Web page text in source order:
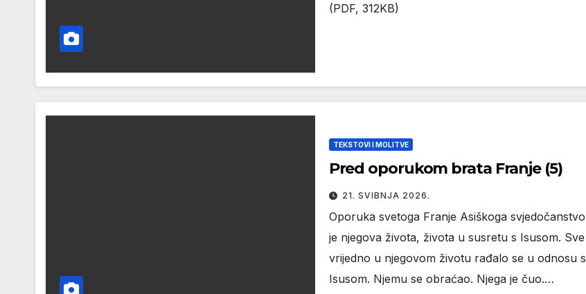
(PDF, 312KB)
TEKSTOVI I MOLITVE
Pred oporukom brata Franje (5)
21. SVIBNJA 2026.
Oporuka svetoga Franje Asiškoga svjedočanstvo
je njegova života, života u susretu s Isusom. Sve
vrijedno u njegovom životu rađalo se u odnosu s
Isusom. Njemu se obraćao. Njega je čuo.…